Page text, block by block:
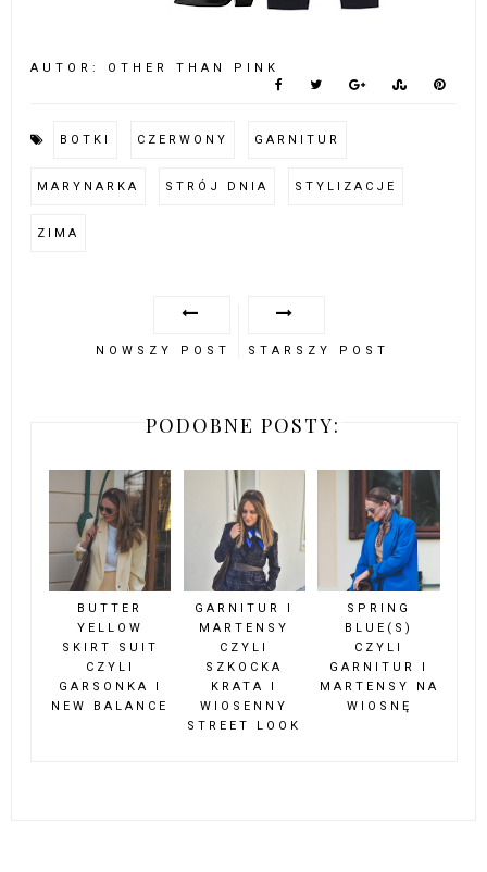
AUTOR: OTHER THAN PINK
BOTKI CZERWONY GARNITUR
MARYNARKA STRÓJ DNIA STYLIZACJE
ZIMA
NOWSZY POST STARSZY POST
PODOBNE POSTY:
BUTTER
YELLOW
SKIRT SUIT
CZYLI
GARSONKA I
NEW BALANCE
GARNITUR I
MARTENSY
CZYLI
SZKOCKA
KRATA I
WIOSENNY
STREET LOOK
SPRING
BLUE(S)
CZYLI
GARNITUR I
MARTENSY NA
WIOSNĘ